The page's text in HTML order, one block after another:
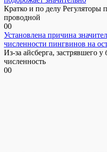
Кратко и по делу Регуляторы
проводной
00
Установлена причина
численности пингвинов на
Из-за айсберга, застрявшего
численность
00